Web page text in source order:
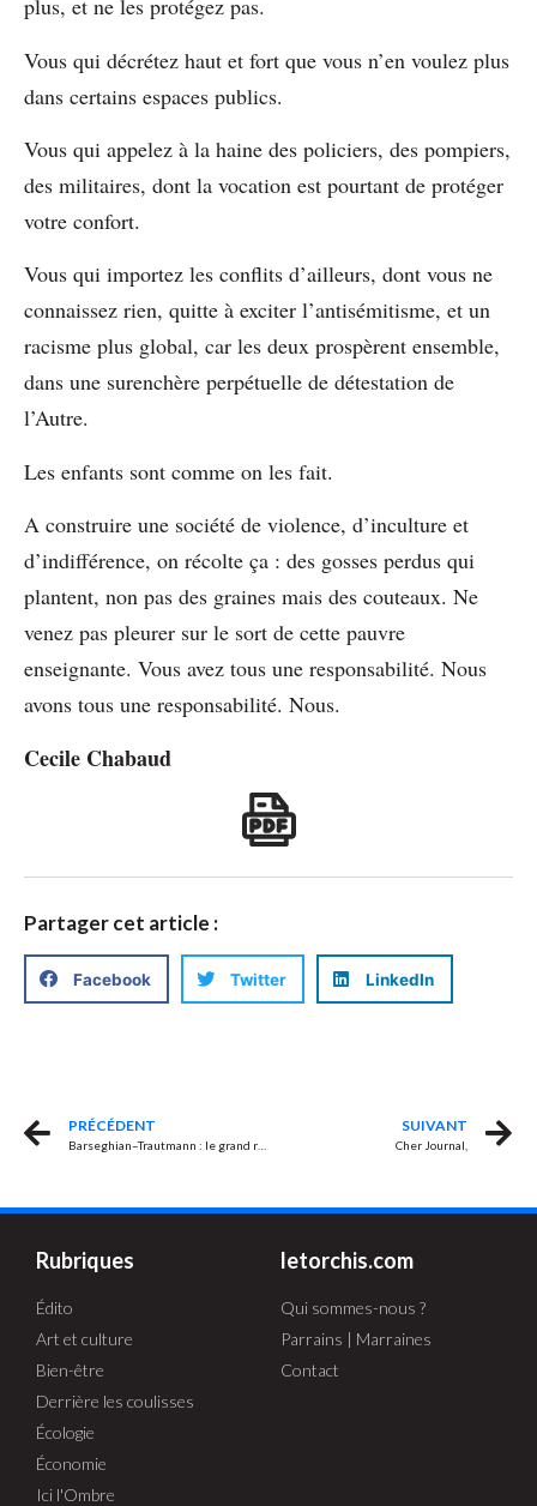
plus, et ne les protégez pas.
Vous qui décrétez haut et fort que vous n’en voulez plus
dans certains espaces publics.
Vous qui appelez à la haine des policiers, des pompiers,
des militaires, dont la vocation est pourtant de protéger
votre confort.
Vous qui importez les conflits d’ailleurs, dont vous ne
connaissez rien, quitte à exciter l’antisémitisme, et un
racisme plus global, car les deux prospèrent ensemble,
dans une surenchère perpétuelle de détestation de
l’Autre.
Les enfants sont comme on les fait.
A construire une société de violence, d’inculture et
d’indifférence, on récolte ça : des gosses perdus qui
plantent, non pas des graines mais des couteaux. Ne
venez pas pleurer sur le sort de cette pauvre
enseignante. Vous avez tous une responsabilité. Nous
avons tous une responsabilité. Nous.
Cecile Chabaud
Partager cet article :
Facebook Twitter LinkedIn
PRÉCÉDENT
Barseghian–Trautmann : le grand remplacement… de gauche à gauche
SUIVANT
Cher Journal,
Rubriques
Édito
Art et culture
Bien-être
Derrière les coulisses
Écologie
Économie
Ici l'Ombre
letorchis.com
Qui sommes-nous ?
Parrains | Marraines
Contact